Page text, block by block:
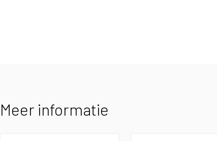
Meer informatie